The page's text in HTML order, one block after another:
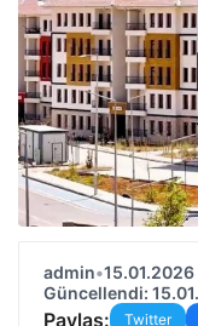
admin•
Güncellendi:
Paylaş: Twitter